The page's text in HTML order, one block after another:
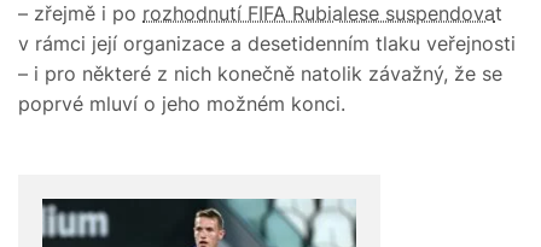
– zřejmě i po rozhodnutí FIFA Rubialese suspendovat
v rámci její organizace a desetidenním tlaku veřejnosti
– i pro některé z nich konečně natolik závažný, že se
poprvé mluví o jeho možném konci.